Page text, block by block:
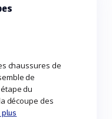
chaussures de
de
du
découpe des